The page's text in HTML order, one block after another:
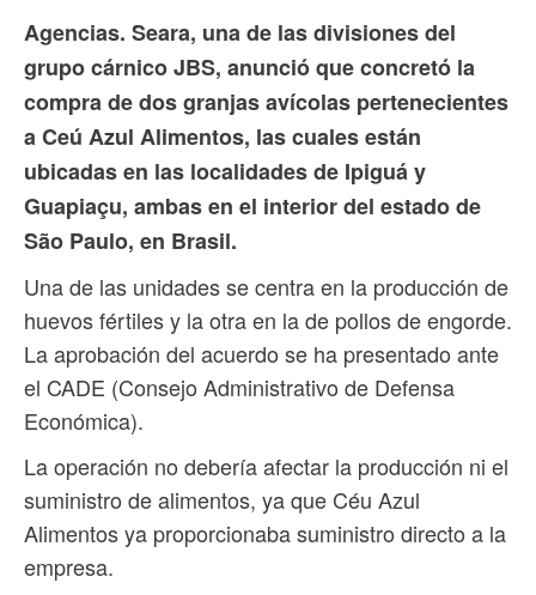
Agencias. Seara, una de las divisiones del
grupo cárnico JBS, anunció que concretó la
compra de dos granjas avícolas pertenecientes
a Ceú Azul Alimentos, las cuales están
ubicadas en las localidades de Ipiguá y
Guapiaçu, ambas en el interior del estado de
São Paulo, en Brasil.
Una de las unidades se centra en la producción de
huevos fértiles y la otra en la de pollos de engorde.
La aprobación del acuerdo se ha presentado ante
el CADE (Consejo Administrativo de Defensa
Económica).
La operación no debería afectar la producción ni el
suministro de alimentos, ya que Céu Azul
Alimentos ya proporcionaba suministro directo a la
empresa.